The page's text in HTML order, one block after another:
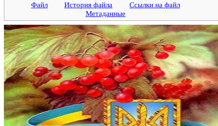
Файл История файла
Ссылки на файл
Метаданные